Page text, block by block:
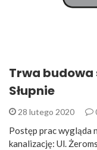
Trwa
Słupnie
28 lutego 2020
Postęp prac wygląda
kanalizację: Ul.